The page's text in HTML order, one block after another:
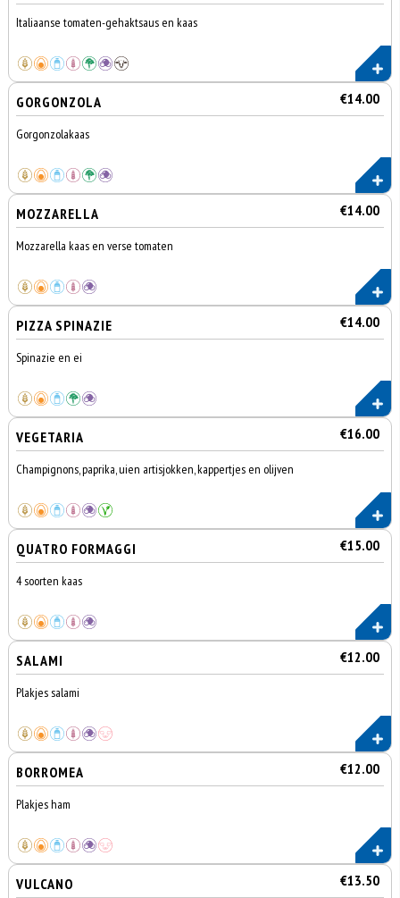
Italiaanse tomaten-gehaktsaus en kaas
GORGONZOLA €14.00
Gorgonzolakaas
MOZZARELLA €14.00
Mozzarella kaas en verse tomaten
PIZZA SPINAZIE €14.00
Spinazie en ei
VEGETARIA €16.00
Champignons, paprika, uien artisjokken, kappertjes en olijven
QUATRO FORMAGGI €15.00
4 soorten kaas
SALAMI €12.00
Plakjes salami
BORROMEA €12.00
Plakjes ham
VULCANO €13.50